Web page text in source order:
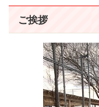
ご挨拶